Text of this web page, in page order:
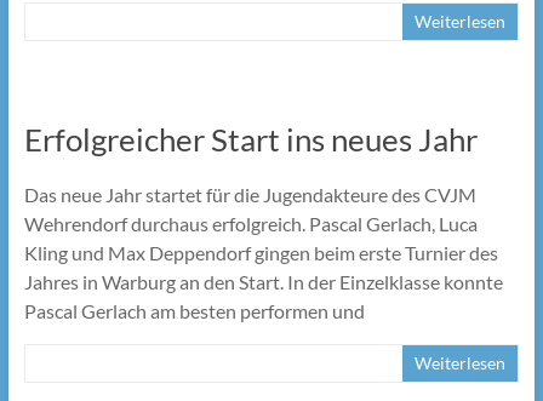
Weiterlesen
Erfolgreicher Start ins neues Jahr
Das neue Jahr startet für die Jugendakteure des CVJM
Wehrendorf durchaus erfolgreich. Pascal Gerlach, Luca
Kling und Max Deppendorf gingen beim erste Turnier des
Jahres in Warburg an den Start. In der Einzelklasse konnte
Pascal Gerlach am besten performen und
Weiterlesen